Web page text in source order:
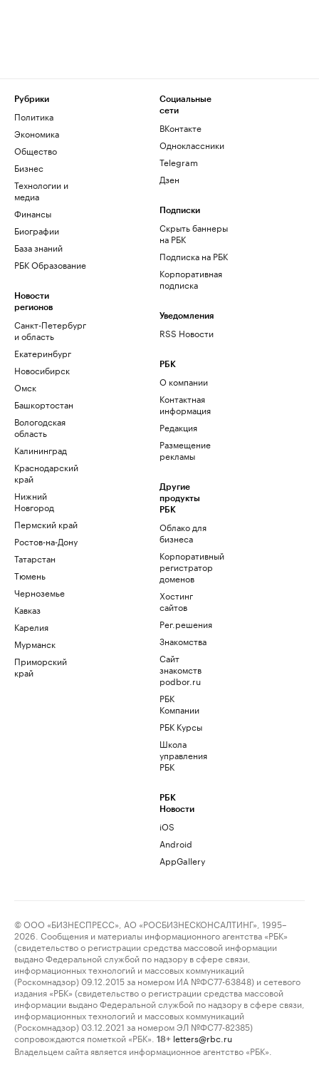
Рубрики
Политика
Экономика
Общество
Бизнес
Технологии и
медиа
Финансы
Биографии
База знаний
РБК Образование
Новости
регионов
Санкт-Петербург
и область
Екатеринбург
Новосибирск
Омск
Башкортостан
Вологодская
область
Калининград
Краснодарский
край
Нижний
Новгород
Пермский край
Ростов-на-Дону
Татарстан
Тюмень
Черноземье
Кавказ
Карелия
Мурманск
Приморский
край
Социальные
сети
ВКонтакте
Одноклассники
Telegram
Дзен
Подписки
Скрыть баннеры
на РБК
Подписка на РБК
Корпоративная
подписка
Уведомления
RSS Новости
РБК
О компании
Контактная
информация
Редакция
Размещение
рекламы
Другие
продукты
РБК
Облако для
бизнеса
Корпоративный
регистратор
доменов
Хостинг
сайтов
Рег.решения
Знакомства
Сайт
знакомств
podbor.ru
РБК
Компании
РБК Курсы
Школа
управления
РБК
РБК
Новости
iOS
Android
AppGallery
© ООО «БИЗНЕСПРЕСС», АО «РОСБИЗНЕСКОНСАЛТИНГ», 1995–
2026. Сообщения и материалы информационного агентства «РБК»
(свидетельство о регистрации средства массовой информации
выдано Федеральной службой по надзору в сфере связи,
информационных технологий и массовых коммуникаций
(Роскомнадзор) 09.12.2015 за номером ИА №ФС77-63848) и сетевого
издания «РБК» (свидетельство о регистрации средства массовой
информации выдано Федеральной службой по надзору в сфере связи,
информационных технологий и массовых коммуникаций
(Роскомнадзор) 03.12.2021 за номером ЭЛ №ФС77-82385)
сопровождаются пометкой «РБК».
18+ letters@rbc.ru
Владельцем сайта является информационное агентство «РБК».